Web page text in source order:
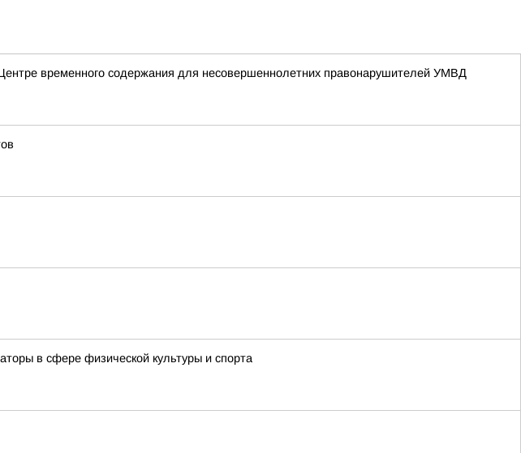
временного содержания для несовершеннолетних правонарушителей УМВД
в сфере физической культуры и спорта